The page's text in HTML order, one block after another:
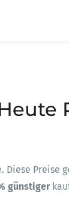
Diese Preise
günstiger